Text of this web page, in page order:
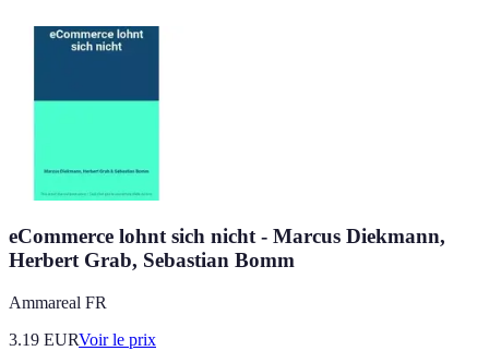
eCommerce lohnt sich nicht - Marcus Diekmann,
Herbert Grab, Sebastian Bomm
Ammareal FR
3.19 EURVoir le prix